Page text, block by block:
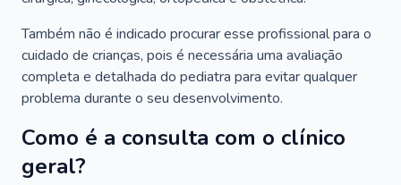
Também não é indicado procurar esse profissional para o
cuidado de crianças, pois é necessária uma avaliação
completa e detalhada do pediatra para evitar qualquer
problema durante o seu desenvolvimento.
Como é a consulta com o clínico
geral?